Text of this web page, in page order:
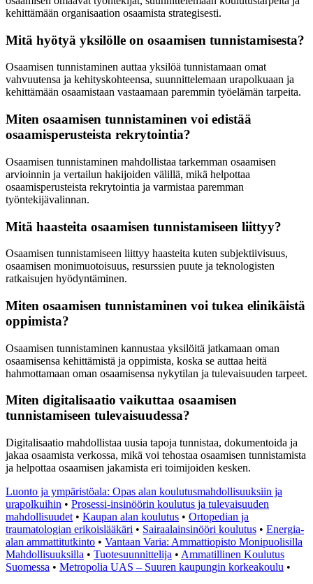
kehittämään organisaation osaamista strategisesti.
Mitä hyötyä yksilölle on osaamisen tunnistamisesta?
Osaamisen tunnistaminen auttaa yksilöä tunnistamaan omat
vahvuutensa ja kehityskohteensa, suunnittelemaan urapolkuaan ja
kehittämään osaamistaan vastaamaan paremmin työelämän tarpeita.
Miten osaamisen tunnistaminen voi edistää
osaamisperusteista rekrytointia?
Osaamisen tunnistaminen mahdollistaa tarkemman osaamisen
arvioinnin ja vertailun hakijoiden välillä, mikä helpottaa
osaamisperusteista rekrytointia ja varmistaa paremman
työntekijävalinnan.
Mitä haasteita osaamisen tunnistamiseen liittyy?
Osaamisen tunnistamiseen liittyy haasteita kuten subjektiivisuus,
osaamisen monimuotoisuus, resurssien puute ja teknologisten
ratkaisujen hyödyntäminen.
Miten osaamisen tunnistaminen voi tukea elinikäistä
oppimista?
Osaamisen tunnistaminen kannustaa yksilöitä jatkamaan oman
osaamisensa kehittämistä ja oppimista, koska se auttaa heitä
hahmottamaan oman osaamisensa nykytilan ja tulevaisuuden tarpeet.
Miten digitalisaatio vaikuttaa osaamisen
tunnistamiseen tulevaisuudessa?
Digitalisaatio mahdollistaa uusia tapoja tunnistaa, dokumentoida ja
jakaa osaamista verkossa, mikä voi tehostaa osaamisen tunnistamista
ja helpottaa osaamisen jakamista eri toimijoiden kesken.
Luonto ja ympäristöala: Opas alan koulutusmahdollisuuksiin ja
urapolkuihin • Prosessi-insinöörin koulutus ja tulevaisuuden
mahdollisuudet • Kaupan alan koulutus • Ortopedian ja
traumatologian erikoislääkäri • Sairaalainsinööri koulutus • Energia-
alan ammattitutkinto • Vantaan Varia: Ammattiopisto Monipuolisilla
Mahdollisuuksilla • Tuotesuunnittelija • Ammatillinen Koulutus
Suomessa • Metropolia UAS – Suuren kaupungin korkeakoulu •